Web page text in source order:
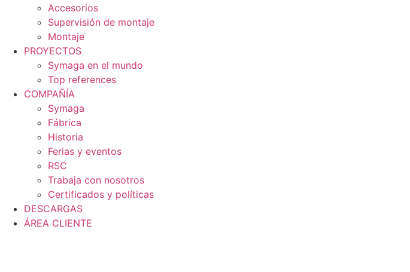
Accesorios
Supervisión de montaje
Montaje
PROYECTOS
Symaga en el mundo
Top references
COMPAÑÍA
Symaga
Fábrica
Historia
Ferias y eventos
RSC
Trabaja con nosotros
Certificados y políticas
DESCARGAS
ÁREA CLIENTE